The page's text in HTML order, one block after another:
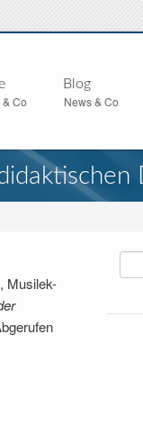
Co
Blog
News & Co
Musilek-